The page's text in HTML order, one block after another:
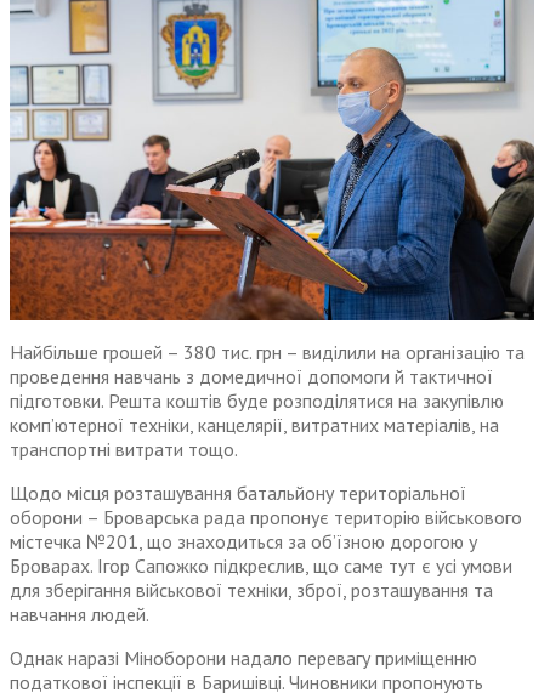
Найбільше грошей – 380 тис. грн – виділили на організацію та
проведення навчань з домедичної допомоги й тактичної
підготовки. Решта коштів буде розподілятися на закупівлю
комп’ютерної техніки, канцелярії, витратних матеріалів, на
транспортні витрати тощо.
Щодо місця розташування батальйону територіальної
оборони – Броварська рада пропонує територію військового
містечка №201, що знаходиться за об’їзною дорогою у
Броварах. Ігор Сапожко підкреслив, що саме тут є усі умови
для зберігання військової техніки, зброї, розташування та
навчання людей.
Однак наразі Міноборони надало перевагу приміщенню
податкової інспекції в Баришівці. Чиновники пропонують